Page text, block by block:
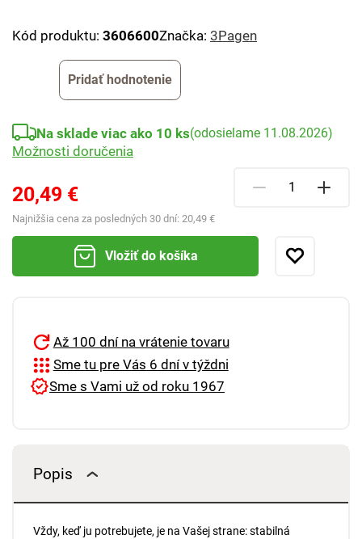
Kód produktu: 3606600Značka: 3Pagen
Pridať hodnotenie
20,49 €
Najnižšia cena za posledných 30 dní: 20,49 €
Na sklade viac ako 10 ks(odosielame 11.08.2026)
Možnosti doručenia
Vložiť do košíka
Až 100 dní na vrátenie tovaru
Sme tu pre Vás 6 dní v týždni
Sme s Vami už od roku 1967
Popis
Vždy, keď ju potrebujete, je na Vašej strane: stabilná